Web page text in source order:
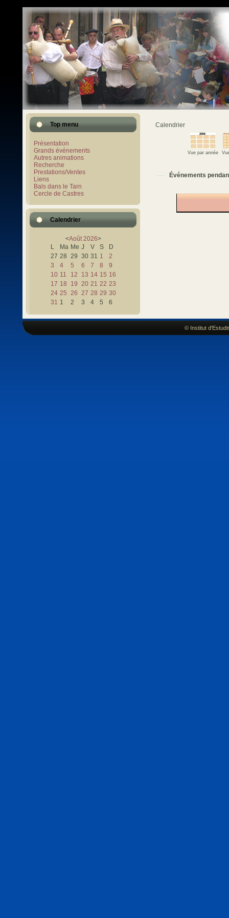
Top menu
Présentation
Grands événements
Autres animations
Recherche
Prestations/Ventes
Liens
Bals dans le Tarn
Cercle de Castres
Calendrier
<Août 2026>
L
Ma Me J V S
D
27 28 29 30 31 1
2
3
4 5 6 7 8
9
10 11 12 13 14 15 16
17 18 19 20 21 22 23
24 25 26 27 28 29 30
31 1 2 3 4 5 6
Calendrier
Vue par année
Événements
© Institut